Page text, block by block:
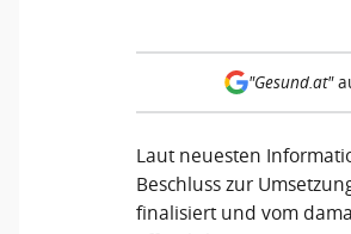
"Gesund.at"
Laut neuesten
Beschluss zur
finalisiert und vom